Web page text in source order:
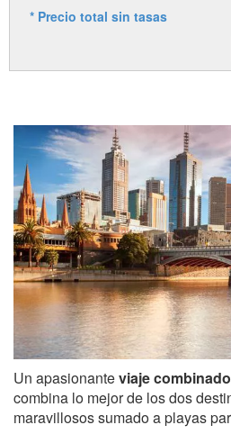
* Precio total sin tasas
Un apasionanteviaje
combina lo mejor de los dos
maravillosos sumado a playas